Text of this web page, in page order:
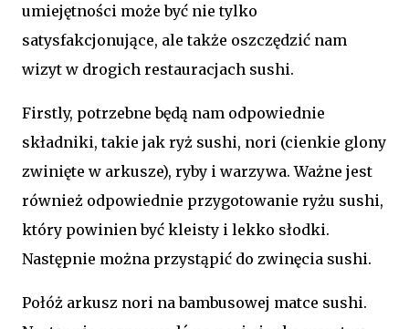
umiejętności może być nie tylko
satysfakcjonujące, ale także oszczędzić nam
wizyt w drogich restauracjach sushi.
Firstly, potrzebne będą nam odpowiednie
składniki, takie jak ryż sushi, nori (cienkie glony
zwinięte w arkusze), ryby i warzywa. Ważne jest
również odpowiednie przygotowanie ryżu sushi,
który powinien być kleisty i lekko słodki.
Następnie można przystąpić do zwinęcia sushi.
Połóż arkusz nori na bambusowej matce sushi.